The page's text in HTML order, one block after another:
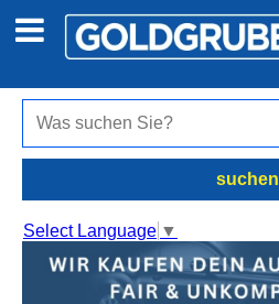
Auto + Motor
Jobs
Marktplatz
Meine Inserate
Anmelden
suchen
Select Language ▼